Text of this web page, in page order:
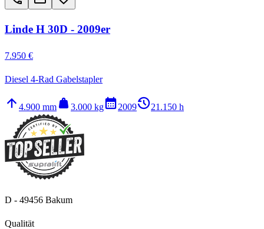
Linde H 30D - 2009er
7.950 €
Diesel 4-Rad Gabelstapler
arrow_upward 4.900 mm weight 3.000 kgcalendar_month2009history_221.150 h
D - 49456 Bakum
Qualität